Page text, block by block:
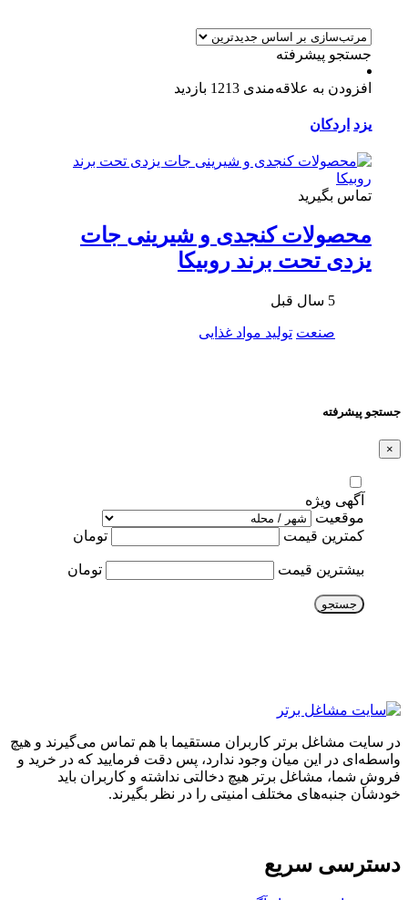
جستجو پیشرفته
افزودن به علاقه‌مندی 1213 بازدید
یزد اردکان
تماس بگیرید
محصولات کنجدی و شیرینی جات
یزدی تحت برند روبیکا
5 سال قبل
صنعت تولید مواد غذایی
جستجو پیشرفته
×
آگهی ویژه
موقعیت
کمترین قیمت
تومان
بیشترین قیمت تومان
جستجو
در سایت مشاغل برتر کاربران مستقیما با هم تماس می‌گیرند و هیچ
واسطه‌ای در این میان وجود ندارد، پس دقت فرمایید که در خرید و
فروشِ شما، مشاغل برتر هیچ دخالتی نداشته و کاربران باید
خودشان جنبه‌های مختلف امنیتی را در نظر بگیرند.
دسترسی سریع